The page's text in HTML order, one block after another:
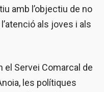
amb l’objectiu de no
als joves i als
Servei Comarcal de
les polítiques